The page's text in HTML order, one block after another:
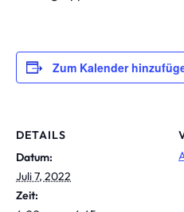
Zum Kalender
DETAILS
Datum:
Juli 7, 2022
Zeit: